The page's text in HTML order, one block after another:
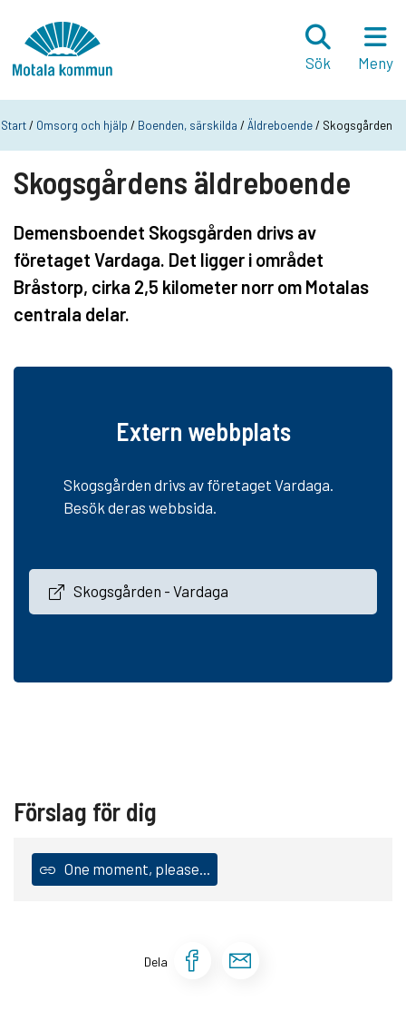
Sök
Meny
Start/ Omsorg och hjälp / Boenden, särskilda /Äldreboende/ Skogsgården
Skogsgårdens äldreboende
Demensboendet Skogsgården drivs av
företaget Vardaga. Det ligger i området
Bråstorp, cirka 2,5 kilometer norr om Motalas
centrala delar.
Extern webbplats
Skogsgården drivs av företaget Vardaga.
Besök deras webbsida.
Skogsgården - Vardaga
Förslag för dig
One moment, please...
Dela Dela sidan på